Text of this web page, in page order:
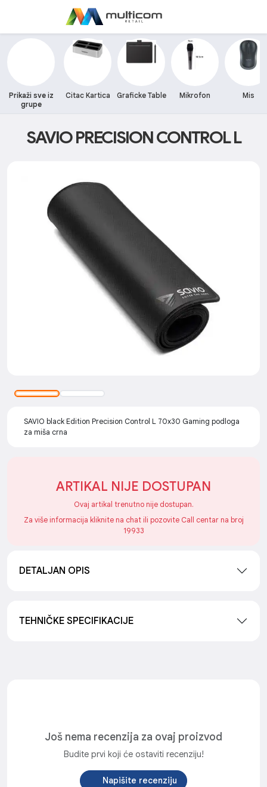
Prikaži sve iz
grupe
Citac Kartica Graficke Table Mikrofon Mis
SAVIO PRECISION CONTROL L
SAVIO black Edition Precision Control L 70x30 Gaming podloga
za miša crna
ARTIKAL NIJE DOSTUPAN
Ovaj artikal trenutno nije dostupan.
Za više informacija kliknite na chat ili pozovite Call centar na broj
19933
DETALJAN OPIS
TEHNIČKE SPECIFIKACIJE
Još nema recenzija za ovaj proizvod
Budite prvi koji će ostaviti recenziju!
Napišite recenziju